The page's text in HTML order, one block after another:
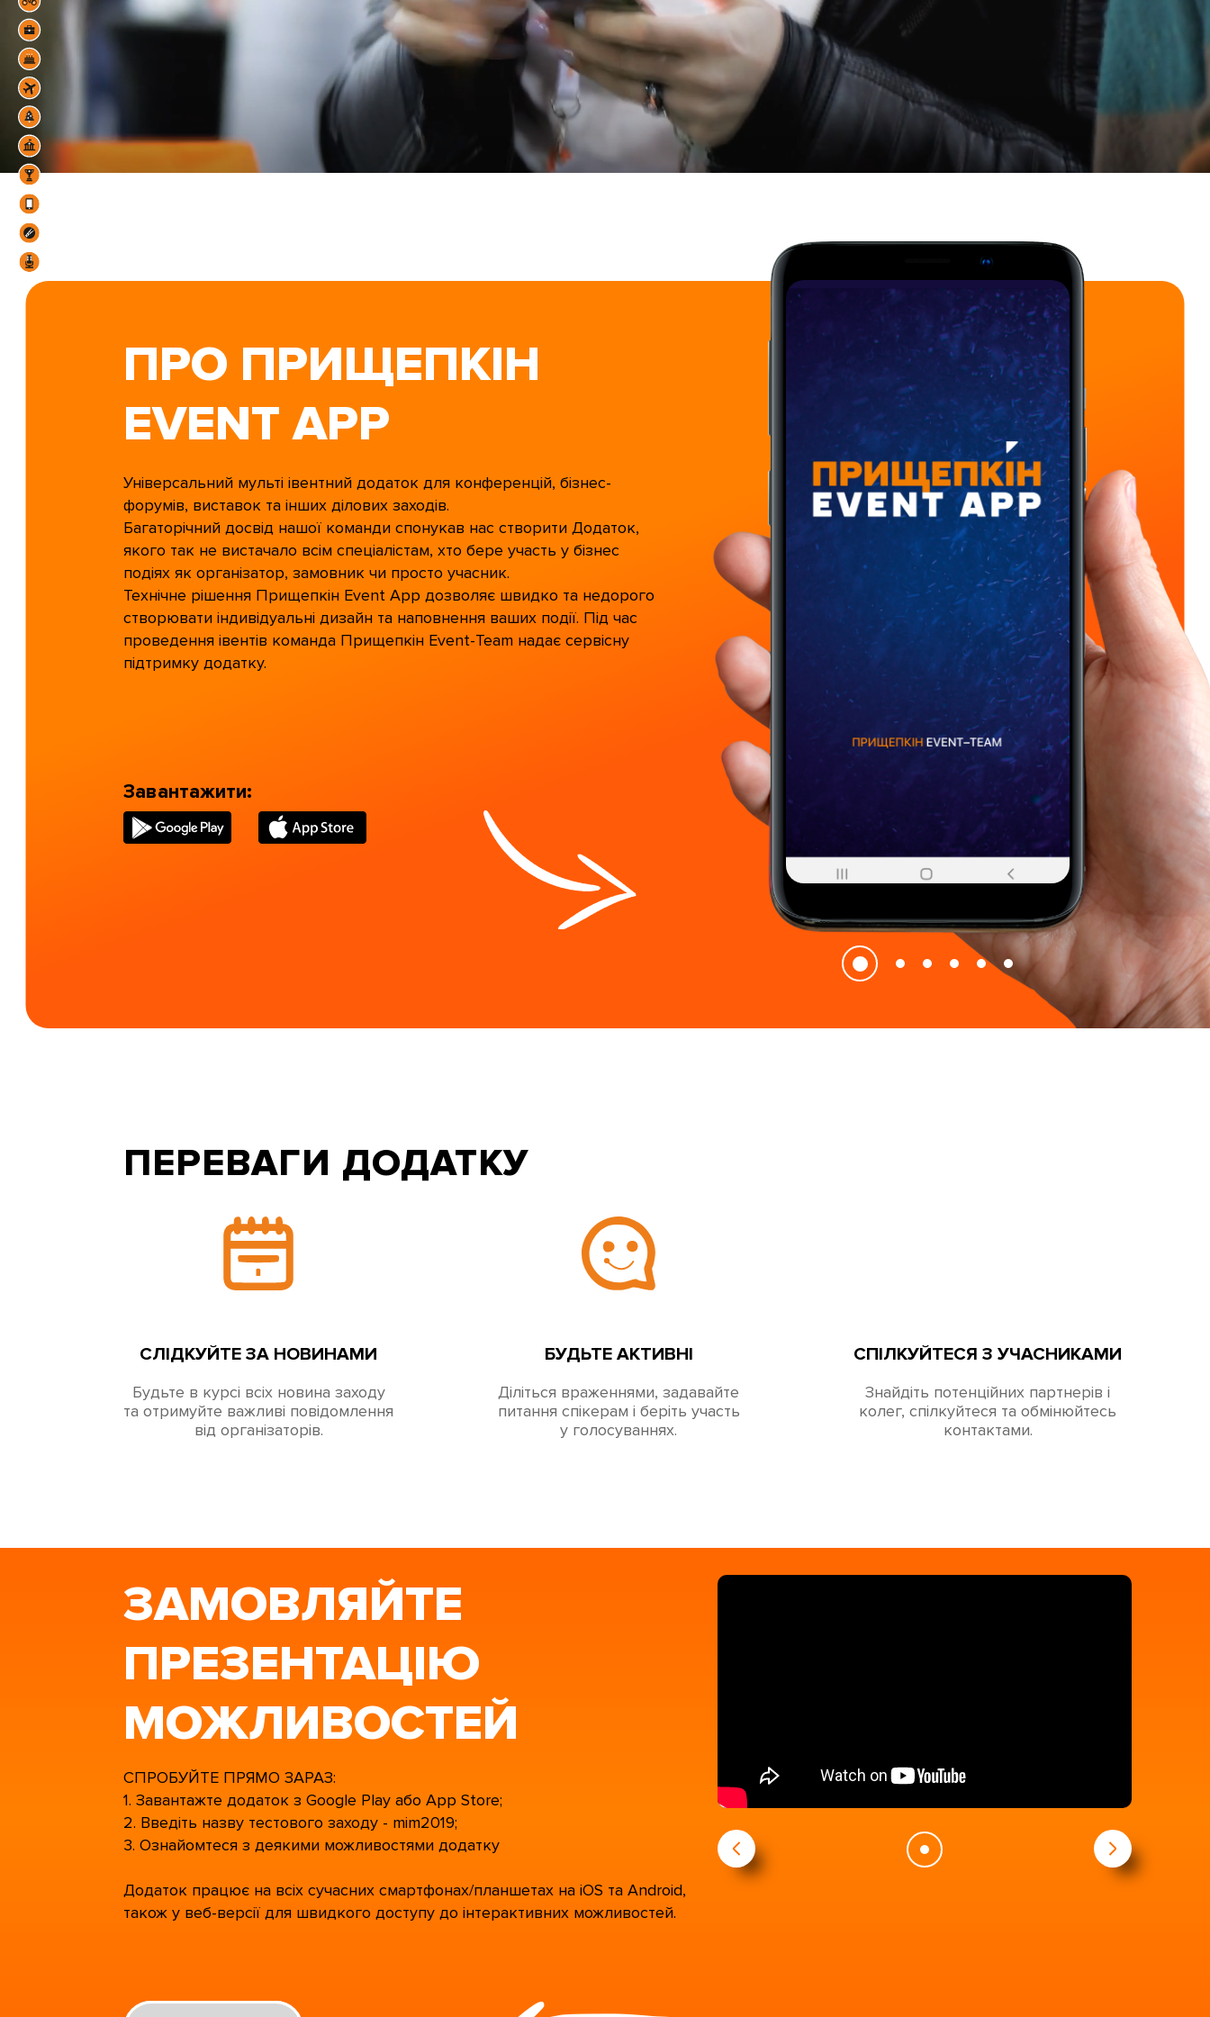
ПРО ПРИЩЕПКІН
EVENT APP
Універсальний мульті івентний додаток для конференцій, бізнес-
форумів, виставок та інших ділових заходів.
Багаторічний досвід нашої команди спонукав нас створити Додаток,
якого так не вистачало всім спеціалістам, хто бере участь у бізнес
подіях як організатор, замовник чи просто учасник.
Технічне рішення Прищепкін Event App дозволяє швидко та недорого
створювати індивідуальні дизайн та наповнення ваших події. Під час
проведення івентів команда Прищепкін Event-Team надає сервісну
підтримку додатку.
Завантажити:
ПЕРЕВАГИ ДОДАТКУ
СЛІДКУЙТЕ ЗА НОВИНАМИ
Будьте в курсі всіх новина заходу
та отримуйте важливі повідомлення
від організаторів.
БУДЬТЕ АКТИВНІ
Діліться враженнями, задавайте
питання спікерам і беріть участь
у голосуваннях.
СПІЛКУЙТЕСЯ З УЧАСНИКАМИ
Знайдіть потенційних партнерів і
колег, спілкуйтеся та обмінюйтесь
контактами.
ЗАМОВЛЯЙТЕ
ПРЕЗЕНТАЦІЮ
МОЖЛИВОСТЕЙ
СПРОБУЙТЕ ПРЯМО ЗАРАЗ:
1. Завантажте додаток з Google Play або App Store;
2. Введіть назву тестового заходу - mim2019;
3. Ознайомтеся з деякими можливостями додатку
Додаток працює на всіх сучасних смартфонах/планшетах на iOS та Android,
також у веб-версії для швидкого доступу до інтерактивних можливостей.